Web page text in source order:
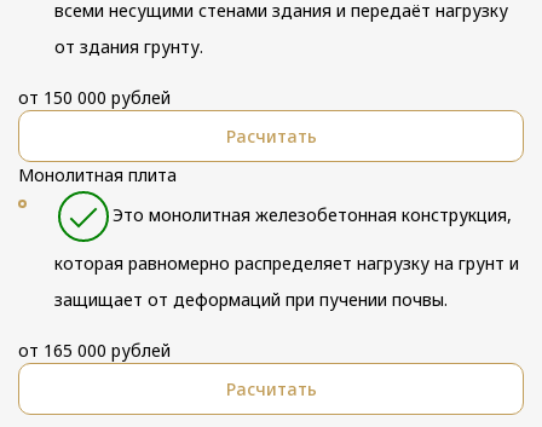
всеми несущими стенами здания и передаёт нагрузку
от здания грунту.
от 150 000 рублей
Расчитать
Монолитная плита
Это монолитная железобетонная конструкция,
которая равномерно распределяет нагрузку на грунт и
защищает от деформаций при пучении почвы.
от 165 000 рублей
Расчитать